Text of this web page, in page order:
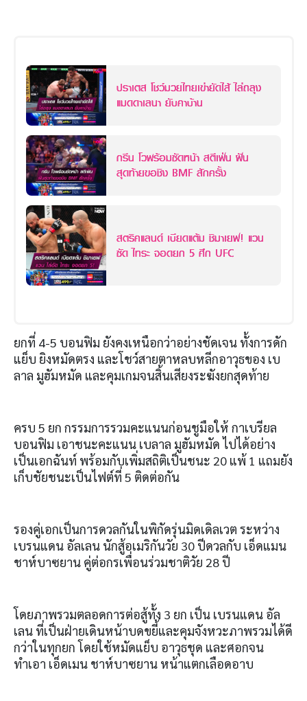
ปราเตส โชว์มวยไทยเข่ายัดไส้ ไล่ถลุง
แมดดาเลนา ยับคาบ้าน
กรีน โวพร้อมซัดหน้า สตีเฟ่น ฝัน
สุดท้ายขอชิง BMF สักครั้ง
สตริคแลนด์ เบียดแต้ม ชิมาเยฟ! แวน
ซัด ไทระ จอดยก 5 ศึก UFC
ยกที่ 4-5 บอนฟิม ยังคงเหนือกว่าอย่างชัดเจน ทั้งการดัก
แย็บ ยิงหมัดตรง และโชว์สายตาหลบหลีกอาวุธของ เบ
ลาล มูฮัมหมัด และคุมเกมจนสิ้นเสียงระฆังยกสุดท้าย
ครบ 5 ยก กรรมการรวมคะแนนก่อนชูมือให้ กาเบรียล
บอนฟิม เอาชนะคะแนน เบลาล มูฮัมหมัด ไปได้อย่าง
เป็นเอกฉันท์ พร้อมกับเพิ่มสถิติเป็นชนะ 20 แพ้ 1 แถมยัง
เก็บชัยชนะเป็นไฟต์ที่ 5 ติดต่อกัน
รองคู่เอกเป็นการดวลกันในพิกัดรุ่นมิดเดิลเวต ระหว่าง
เบรนแดน อัลเลน นักสู้อเมริกันวัย 30 ปีดวลกับ เอ็ดแมน
ชาห์บาซยาน คู่ต่อกรเพื่อนร่วมชาติวัย 28 ปี
โดยภาพรวมตลอดการต่อสู้ทั้ง 3 ยก เป็น เบรนแดน อัล
เลน ที่เป็นฝ่ายเดินหน้าบดขยี้และคุมจังหวะภาพรวมได้ดี
กว่าในทุกยก โดยใช้หมัดแย็บ อาวุธชุด และศอกจน
ทำเอา เอ็ดเมน ชาห์บาซยาน หน้าแตกเลือดอาบ